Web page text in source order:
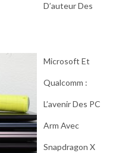
D’auteur Des
Microsoft Et
Qualcomm :
L’avenir Des PC
Arm Avec
Snapdragon X